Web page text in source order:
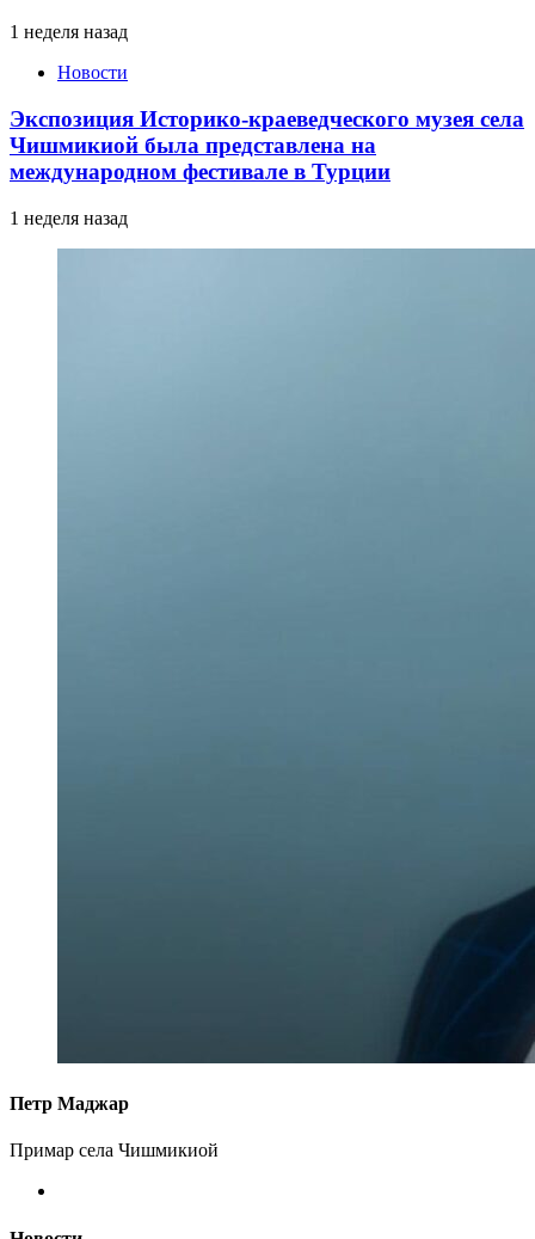
1 неделя назад
Новости
Экспозиция Историко-краеведческого музея села
Чишмикиой была представлена на
международном фестивале в Турции
1 неделя назад
Петр Маджар
Примар села Чишмикиой